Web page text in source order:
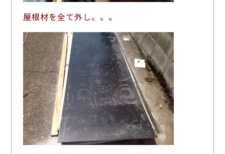
屋根材を全て外し。。。